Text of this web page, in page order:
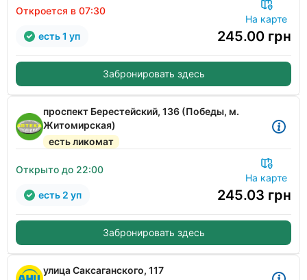
Откроется в 07:30
На карте
245.00 грн
есть 1 уп
Забронировать здесь
проспект Берестейский, 136 (Победы, м.
Житомирская)
есть ликомат
Открыто до 22:00
На карте
245.03 грн
есть 2 уп
Забронировать здесь
улица Саксаганского, 117